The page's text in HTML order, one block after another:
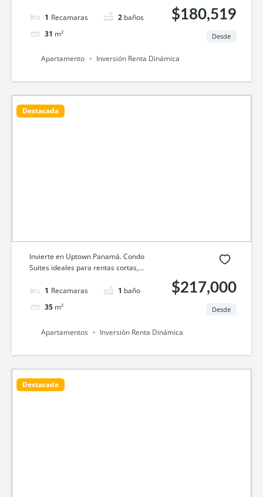
1 cama 2 baños
31 m²
$180,519
Desde
Apartamento Inversión Renta Dinámica
Destacada
Invierte en Uptown Panamá. Condo
Suites ideales para rentas cortas,...
1 cama 1 baño
35 m²
$217,000
Desde
Apartamentos Inversión Renta Dinámica
Destacada